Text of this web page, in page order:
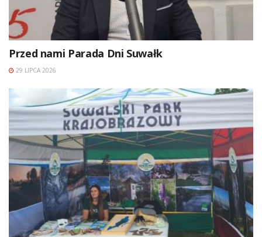
Przed nami Parada Dni Suwałk
29 LIPCA 2026